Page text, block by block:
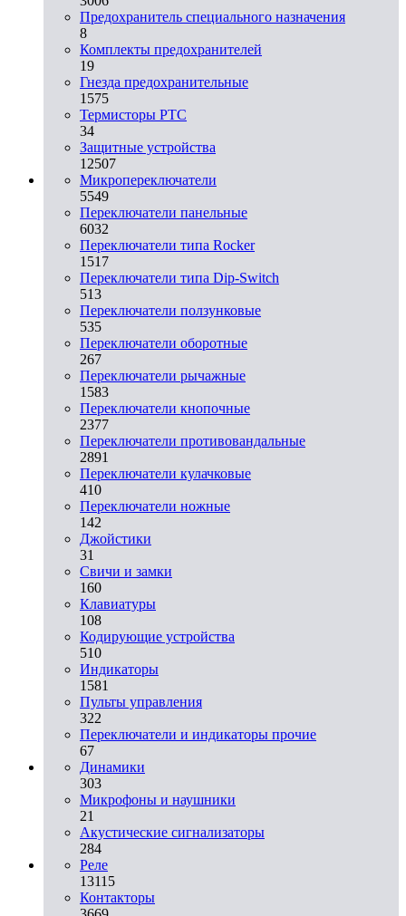
Предохранитель специального назначения
8
Комплекты предохранителей
19
Гнезда предохранительные
1575
Термисторы PTC
34
Защитные устройства
12507
Микропереключатели
5549
Переключатели панельные
6032
Переключатели типа Rocker
1517
Переключатели типа Dip-Switch
513
Переключатели ползунковые
535
Переключатели оборотные
267
Переключатели рычажные
1583
Переключатели кнопочные
2377
Переключатели противовандальные
2891
Переключатели кулачковые
410
Переключатели ножные
142
Джойстики
31
Свичи и замки
160
Клавиатуры
108
Кодирующие устройства
510
Индикаторы
1581
Пульты управления
322
Переключатели и индикаторы прочие
67
Динамики
303
Микрофоны и наушники
21
Акустические сигнализаторы
284
Реле
13115
Контакторы